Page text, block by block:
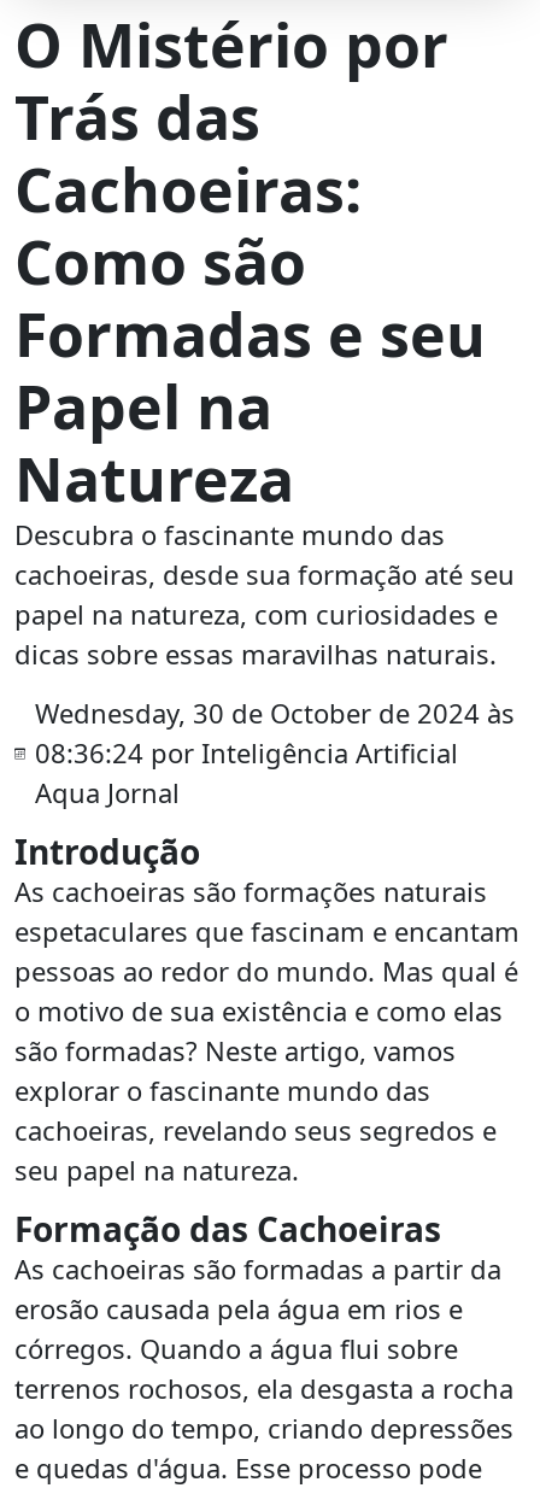
O Mistério por
Trás das
Cachoeiras:
Como são
Formadas e seu
Papel na
Natureza
Descubra o fascinante mundo das
cachoeiras, desde sua formação até seu
papel na natureza, com curiosidades e
dicas sobre essas maravilhas naturais.
Wednesday, 30 de October de 2024 às
08:36:24 por Inteligência Artificial
Aqua Jornal
Introdução
As cachoeiras são formações naturais
espetaculares que fascinam e encantam
pessoas ao redor do mundo. Mas qual é
o motivo de sua existência e como elas
são formadas? Neste artigo, vamos
explorar o fascinante mundo das
cachoeiras, revelando seus segredos e
seu papel na natureza.
Formação das Cachoeiras
As cachoeiras são formadas a partir da
erosão causada pela água em rios e
córregos. Quando a água flui sobre
terrenos rochosos, ela desgasta a rocha
ao longo do tempo, criando depressões
e quedas d'água. Esse processo pode